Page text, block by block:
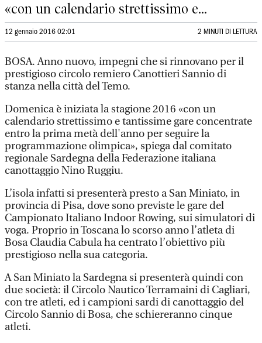
«con un calendario strettissimo e...
12 gennaio 2016 02:01 2 MINUTI DI LETTURA
BOSA. Anno nuovo, impegni che si rinnovano per il
prestigioso circolo remiero Canottieri Sannio di
stanza nella città del Temo.
Domenica è iniziata la stagione 2016 «con un
calendario strettissimo e tantissime gare concentrate
entro la prima metà dell'anno per seguire la
programmazione olimpica», spiega dal comitato
regionale Sardegna della Federazione italiana
canottaggio Nino Ruggiu.
L’isola infatti si presenterà presto a San Miniato, in
provincia di Pisa, dove sono previste le gare del
Campionato Italiano Indoor Rowing, sui simulatori di
voga. Proprio in Toscana lo scorso anno l’atleta di
Bosa Claudia Cabula ha centrato l’obiettivo più
prestigioso nella sua categoria.
A San Miniato la Sardegna si presenterà quindi con
due società: il Circolo Nautico Terramaini di Cagliari,
con tre atleti, ed i campioni sardi di canottaggio del
Circolo Sannio di Bosa, che schiereranno cinque
atleti.